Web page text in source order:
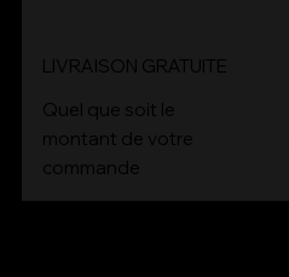
LIVRAISON GRATUITE
Quel que soit le
montant de votre
commande